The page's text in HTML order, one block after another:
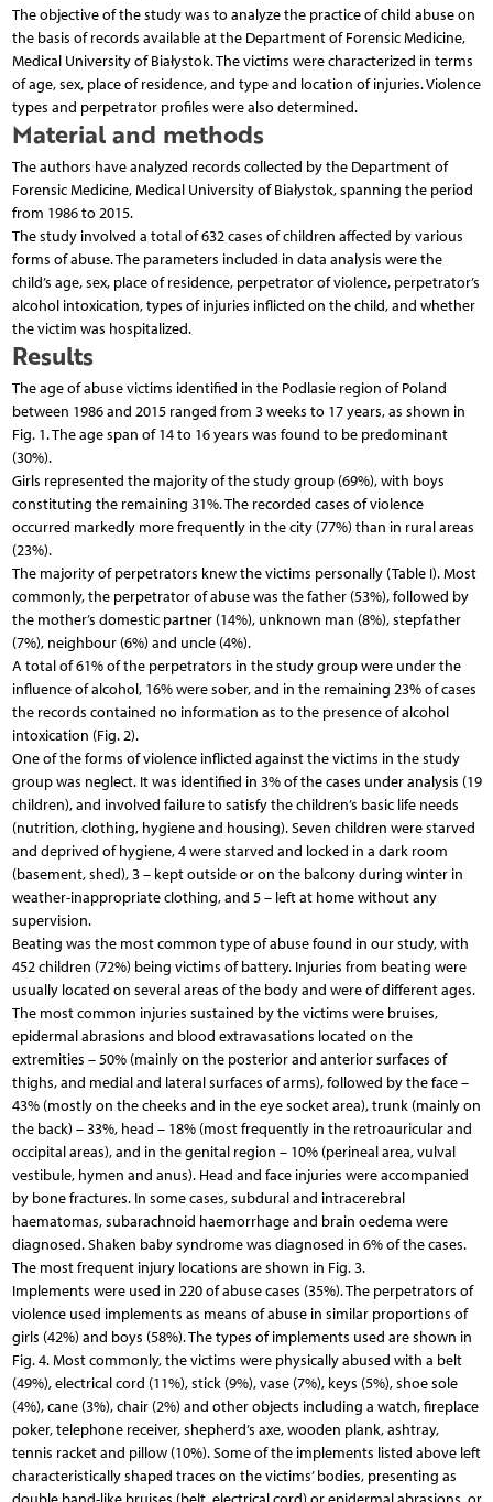
The objective of the study was to analyze the practice of child abuse on
the basis of records available at the Department of Forensic Medicine,
Medical University of Białystok. The victims were characterized in terms
of age, sex, place of residence, and type and location of injuries. Violence
types and perpetrator profiles were also determined.
Material and methods
The authors have analyzed records collected by the Department of
Forensic Medicine, Medical University of Białystok, spanning the period
from 1986 to 2015.
The study involved a total of 632 cases of children affected by various
forms of abuse. The parameters included in data analysis were the
child’s age, sex, place of residence, perpetrator of violence, perpetrator’s
alcohol intoxication, types of injuries inflicted on the child, and whether
the victim was hospitalized.
Results
The age of abuse victims identified in the Podlasie region of Poland
between 1986 and 2015 ranged from 3 weeks to 17 years, as shown in
Fig. 1. The age span of 14 to 16 years was found to be predominant
(30%).
Girls represented the majority of the study group (69%), with boys
constituting the remaining 31%. The recorded cases of violence
occurred markedly more frequently in the city (77%) than in rural areas
(23%).
The majority of perpetrators knew the victims personally (Table I). Most
commonly, the perpetrator of abuse was the father (53%), followed by
the mother’s domestic partner (14%), unknown man (8%), stepfather
(7%), neighbour (6%) and uncle (4%).
A total of 61% of the perpetrators in the study group were under the
influence of alcohol, 16% were sober, and in the remaining 23% of cases
the records contained no information as to the presence of alcohol
intoxication (Fig. 2).
One of the forms of violence inflicted against the victims in the study
group was neglect. It was identified in 3% of the cases under analysis (19
children), and involved failure to satisfy the children’s basic life needs
(nutrition, clothing, hygiene and housing). Seven children were starved
and deprived of hygiene, 4 were starved and locked in a dark room
(basement, shed), 3 – kept outside or on the balcony during winter in
weather-inappropriate clothing, and 5 – left at home without any
supervision.
Beating was the most common type of abuse found in our study, with
452 children (72%) being victims of battery. Injuries from beating were
usually located on several areas of the body and were of different ages.
The most common injuries sustained by the victims were bruises,
epidermal abrasions and blood extravasations located on the
extremities – 50% (mainly on the posterior and anterior surfaces of
thighs, and medial and lateral surfaces of arms), followed by the face –
43% (mostly on the cheeks and in the eye socket area), trunk (mainly on
the back) – 33%, head – 18% (most frequently in the retroauricular and
occipital areas), and in the genital region – 10% (perineal area, vulval
vestibule, hymen and anus). Head and face injuries were accompanied
by bone fractures. In some cases, subdural and intracerebral
haematomas, subarachnoid haemorrhage and brain oedema were
diagnosed. Shaken baby syndrome was diagnosed in 6% of the cases.
The most frequent injury locations are shown in Fig. 3.
Implements were used in 220 of abuse cases (35%). The perpetrators of
violence used implements as means of abuse in similar proportions of
girls (42%) and boys (58%). The types of implements used are shown in
Fig. 4. Most commonly, the victims were physically abused with a belt
(49%), electrical cord (11%), stick (9%), vase (7%), keys (5%), shoe sole
(4%), cane (3%), chair (2%) and other objects including a watch, fireplace
poker, telephone receiver, shepherd’s axe, wooden plank, ashtray,
tennis racket and pillow (10%). Some of the implements listed above left
characteristically shaped traces on the victims’ bodies, presenting as